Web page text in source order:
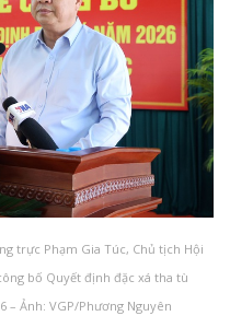
trực Phạm Gia Túc, Chủ tịch Hội
bố Quyết định đặc xá tha tù
Ảnh: VGP/Phương Nguyên